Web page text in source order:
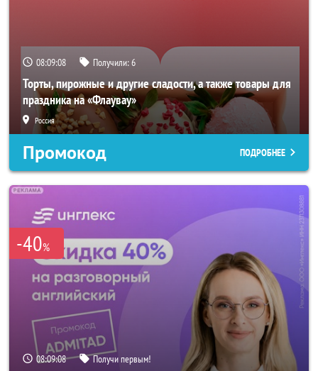
08:09:06 Получили:6
Торты, пирожные и другие сладости, а также товары для
праздника на «Флаувау»
Россия
Промокод ПОДРОБНЕЕ
-40%
08:09:06 Получи первым!